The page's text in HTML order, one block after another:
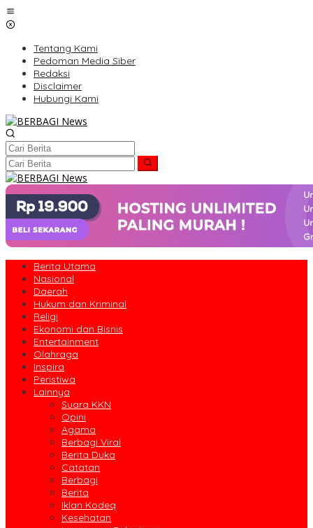
Lewati
ke
Tentang Kami
Pedoman Media Siber
Redaksi
Disclaimer
Hubungi Kami
Berita Utama
Nasional
Daerah
Hukum dan Kriminal
Religi
Ekonomi dan Bisnis
Entertainment
Olahraga
Inspira
Peristiwa
Lainnya
Suara KKN
Opini
Agama
Berbagi Viral
Berita Duka
Catatan
Berbagi
Berita
Iklan Kodeq
Kesehatan